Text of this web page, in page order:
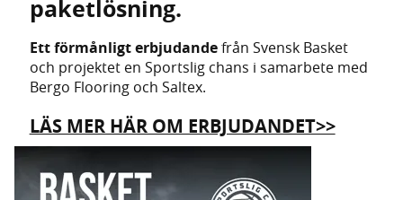
paketlösning.
Ett förmånligt erbjudandefrån Svensk Basket
och projektet en Sportslig chans i samarbete med
Bergo Flooring och Saltex.
LÄS MER HÄR OM ERBJUDANDET>>